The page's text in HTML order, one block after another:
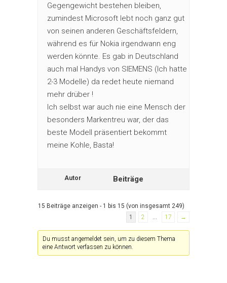
Gegengewicht bestehen bleiben,
zumindest Microsoft lebt noch ganz gut
von seinen anderen Geschäftsfeldern,
während es für Nokia irgendwann eng
werden könnte. Es gab in Deutschland
auch mal Handys von SIEMENS (Ich hatte
2-3 Modelle) da redet heute niemand
mehr drüber !
Ich selbst war auch nie eine Mensch der
besonders Markentreu war, der das
beste Modell präsentiert bekommt
meine Kohle, Basta!
Autor Beiträge
15 Beiträge anzeigen - 1 bis 15 (von insgesamt 249)
1
2 17 →
Du musst angemeldet sein, um zu diesem Thema
eine Antwort verfassen zu können.